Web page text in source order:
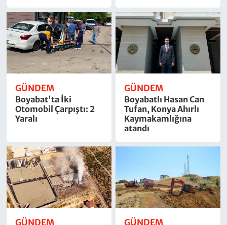
GÜNDEM
Boyabat'ta İki
Otomobil Çarpıştı: 2
Yaralı
GÜNDEM
Boyabatlı Hasan Can
Tufan, Konya Ahırlı
Kaymakamlığına
atandı
GÜNDEM GÜNDEM